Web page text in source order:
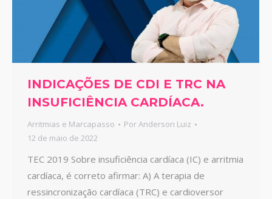
INDICAÇÕES DE CDI E TRC NA
INSUFICIÊNCIA CARDÍACA.
Arritmias e Marcapasso PorAnderson Luiz
12 de maio de 2022
TEC 2019 Sobre insuficiência cardíaca (IC) e arritmia
cardíaca, é correto afirmar: A) A terapia de
ressincronização cardíaca (TRC) e cardioversor